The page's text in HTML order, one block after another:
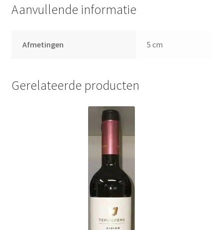
aantal
Aanvullende informatie
Afmetingen 5 cm
Gerelateerde producten